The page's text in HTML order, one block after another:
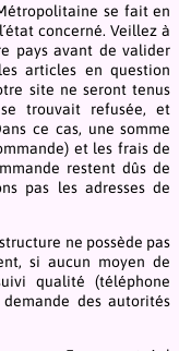
se fait en
concerné. Veillez à
pays avant de valider
articles en question
site ne seront tenus
trouvait refusée, et
ce cas, une somme
et les frais de
restent dûs de
pas les adresses de
ne possède pas
si aucun moyen de
qualité (téléphone
des autorités